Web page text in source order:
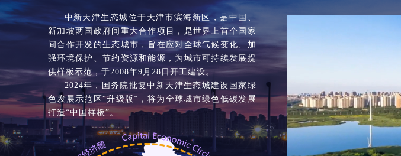
中新天津生态城位于天津市滨海新区，是中国、
新加坡两国政府间重大合作项目，是世界上首个国家
间合作开发的生态城市，旨在应对全球气候变化、加
强环境保护、节约资源和能源，为城市可持续发展提
供样板示范，于2008年9月28日开工建设。
2024年，国务院批复中新天津生态城建设国家绿
色发展示范区“升级版”，将为全球城市绿色低碳发展
打造“中国样板”。